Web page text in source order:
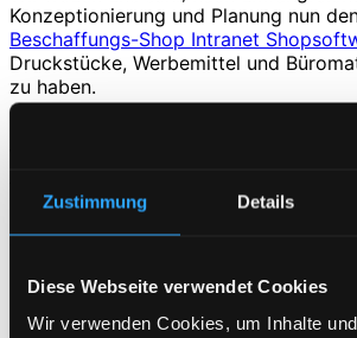
Zustimmung Details
Diese Webseite verwendet Cookies
Wir verwenden Cookies, um Inhalte
Konzeptionierung und Planung nun
Beschaffungs-Shop Intranet
Druckstücke, Werbemittel und
zu haben.
Nach einer Ausschreibung gewannen
Zunächst sollte sichergestellt sein,
So war beispielsweise zu klären, ob
umgesetzt werden muss, welche